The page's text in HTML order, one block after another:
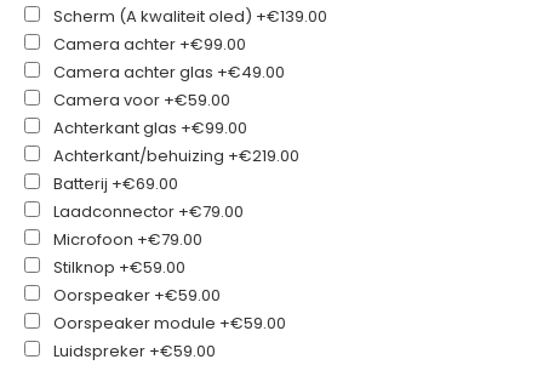
Scherm (A kwaliteit oled) +€139.00
Camera achter +€99.00
Camera achter glas +€49.00
Camera voor +€59.00
Achterkant glas +€99.00
Achterkant/behuizing +€219.00
Batterij +€69.00
Laadconnector +€79.00
Microfoon +€79.00
Stilknop +€59.00
Oorspeaker +€59.00
Oorspeaker module +€59.00
Luidspreker +€59.00